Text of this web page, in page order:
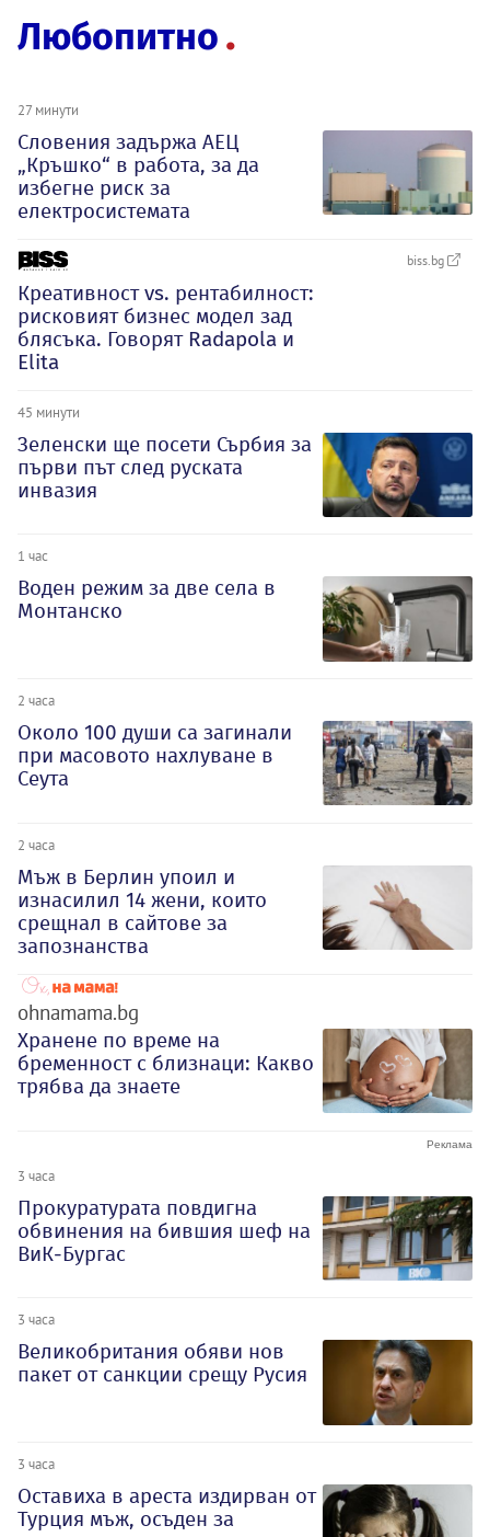
Любопитно
27 минути
Словения задържа АЕЦ
„Кръшко“ в работа, за да
избегне риск за
електросистемата
biss.bg
Креативност vs. рентабилност:
рисковият бизнес модел зад
блясъка. Говорят Radapola и
Elita
45 минути
Зеленски ще посети Сърбия за
първи път след руската
инвазия
1 час
Воден режим за две села в
Монтанско
2 часа
Около 100 души са загинали
при масовото нахлуване в
Сеута
2 часа
Мъж в Берлин упоил и
изнасилил 14 жени, които
срещнал в сайтове за
запознанства
ohnamama.bg
Хранене по време на
бременност с близнаци: Какво
трябва да знаете
3 часа
Прокуратурата повдигна
обвинения на бившия шеф на
ВиК-Бургас
3 часа
Великобритания обяви нов
пакет от санкции срещу Русия
3 часа
Оставиха в ареста издирван от
Турция мъж, осъден за